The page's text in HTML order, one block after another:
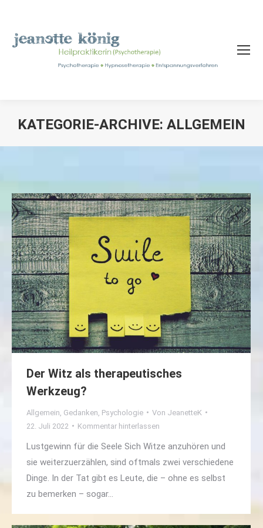
KATEGORIE-ARCHIVE: ALLGEMEIN
Der Witz als therapeutisches
Werkzeug?
Allgemein Gedanken Psychologie Von JeanetteK
22. Juli 2022
Kommentar hinterlassen
Lustgewinn für die Seele Sich Witze anzuhören und
sie weiterzuerzählen, sind oftmals zwei verschiedene
Dinge. In der Tat gibt es Leute, die – ohne es selbst
zu bemerken – sogar…